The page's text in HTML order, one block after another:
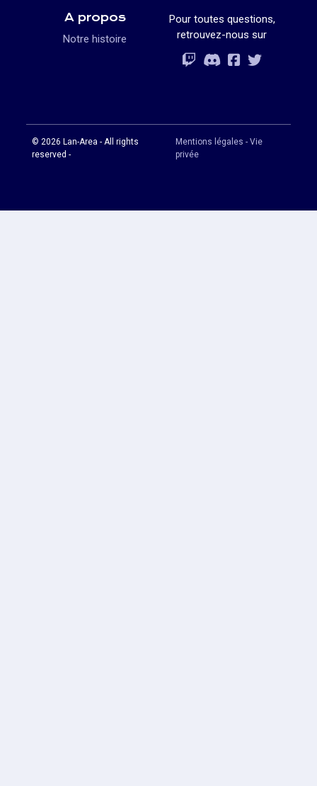
A propos
Notre histoire
Pour toutes questions,
retrouvez-nous sur
Rejoignez-
Rejoignez-
Rejoignez-
Rejoignez-
© 2026 Lan-Area - All rights
reserved -
Mentions légales - Vie
privée